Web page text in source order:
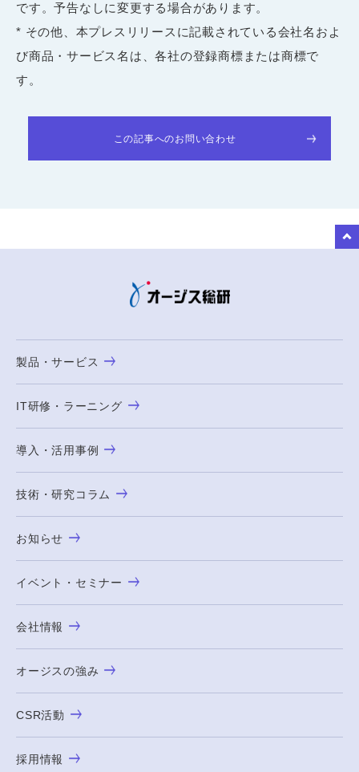
です。予告なしに変更する場合があります。
* その他、本プレスリリースに記載されている会社名およ
び商品・サービス名は、各社の登録商標または商標で
す。
この記事へのお問い合わせ
製品・サービス
IT研修・ラーニング
導入・活用事例
技術・研究コラム
お知らせ
イベント・セミナー
会社情報
オージスの強み
CSR活動
採用情報